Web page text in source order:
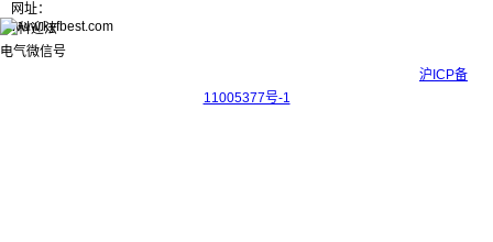
网址：
www.kyfbest.com
沪ICP备
11005377号-1